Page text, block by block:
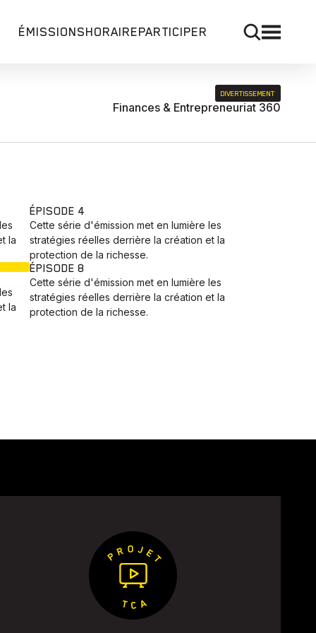
ÉMISSIONSHORAIREPARTICIPER
DIVERTISSEMENT
Finances & Entrepreneuriat 360
la
ÉPISODE 4
Cette série d'émission met en lumière les
stratégies réelles derrière la création et la
protection de la richesse.
la
ÉPISODE 8
Cette série d'émission met en lumière les
stratégies réelles derrière la création et la
protection de la richesse.